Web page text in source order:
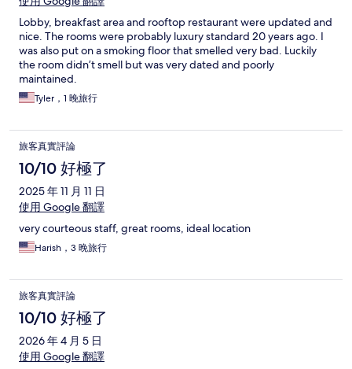
Lobby, breakfast area and rooftop restaurant were updated and
nice. The rooms were probably luxury standard 20 years ago. I
was also put on a smoking floor that smelled very bad. Luckily
the room didn’t smell but was very dated and poorly
maintained.
Tyler，1 晚旅行
旅客真實評論
10/10 好極了
2025 年 11 月 11 日
使用 Google 翻譯
very courteous staff, great rooms, ideal location
Harish，3 晚旅行
旅客真實評論
10/10 好極了
2026 年 4 月 5 日
使用 Google 翻譯